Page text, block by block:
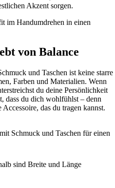
Akzent sorgen.
im Handumdrehen in einen
von Balance
und Taschen ist keine starre
Farben und Materialien. Wenn
du deine Persönlichkeit
dass du dich wohlfühlst – denn
Accessoire, das du tragen kannst.
Schmuck und Taschen für einen
sind Breite und Länge